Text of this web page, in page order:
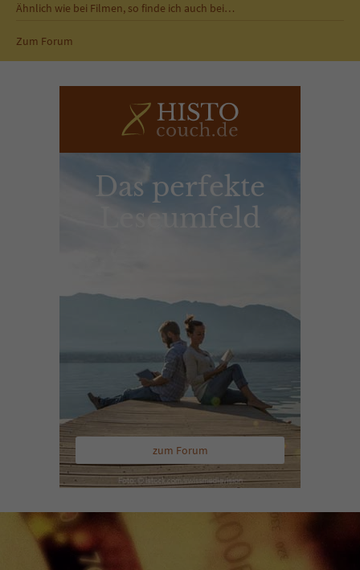
Ähnlich wie bei Filmen, so finde ich auch bei…
Zum Forum
Das perfekte
Leseumfeld
zum Forum